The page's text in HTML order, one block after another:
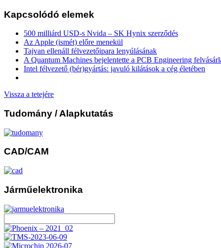
Kapcsolódó elemek
500 milliárd USD-s Nvida – SK Hynix szerződés
Az Apple (ismét) előre menekül
Tajvan ellenáll félvezetőipara lenyúlásának
A Quantum Machines bejelentette a PCB Engineering
Intel félvezető (bér)gyártás: javuló kilátások a cég életében
Vissza a tetejére
Tudomány / Alapkutatás
CAD/CAM
Járműelektronika